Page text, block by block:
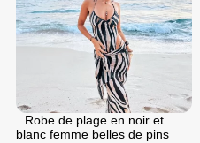
Robe de plage en noir et
blanc femme belles de pins